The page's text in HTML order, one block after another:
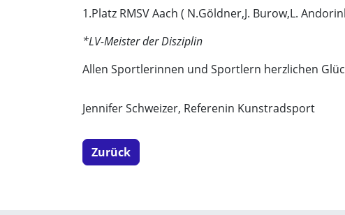
1.Platz RMSV Aach ( N.Göldner,J. Burow,L.
*LV-Meister der Disziplin
Allen Sportlerinnen und Sportlern herzlichen
Jennifer Schweizer, Referenin Kunstradsport
Zurück